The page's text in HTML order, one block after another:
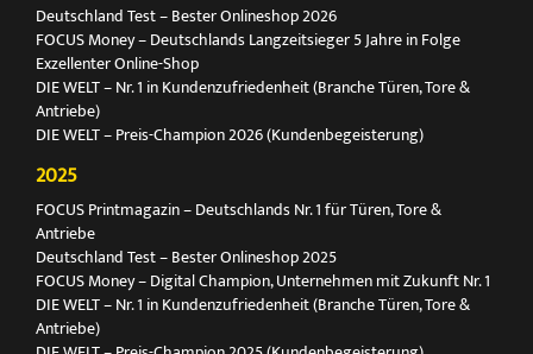
Deutschland Test – Bester Onlineshop 2026
FOCUS Money – Deutschlands Langzeitsieger 5 Jahre in Folge
Exzellenter Online-Shop
DIE WELT – Nr. 1 in Kundenzufriedenheit (Branche Türen, Tore &
Antriebe)
DIE WELT – Preis-Champion 2026 (Kundenbegeisterung)
2025
FOCUS Printmagazin – Deutschlands Nr. 1 für Türen, Tore &
Antriebe
Deutschland Test – Bester Onlineshop 2025
FOCUS Money – Digital Champion, Unternehmen mit Zukunft Nr. 1
DIE WELT – Nr. 1 in Kundenzufriedenheit (Branche Türen, Tore &
Antriebe)